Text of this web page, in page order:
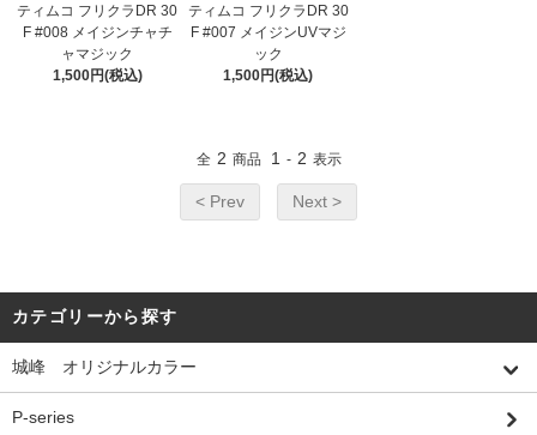
ティムコ フリクラDR 30
F #008 メイジンチャチ
ャマジック
1,500円(税込)
ティムコ フリクラDR 30
F #007 メイジンUVマジ
ック
1,500円(税込)
全 2 商品 1 - 2 表示
< Prev Next >
カテゴリーから探す
城峰 オリジナルカラー
P-series